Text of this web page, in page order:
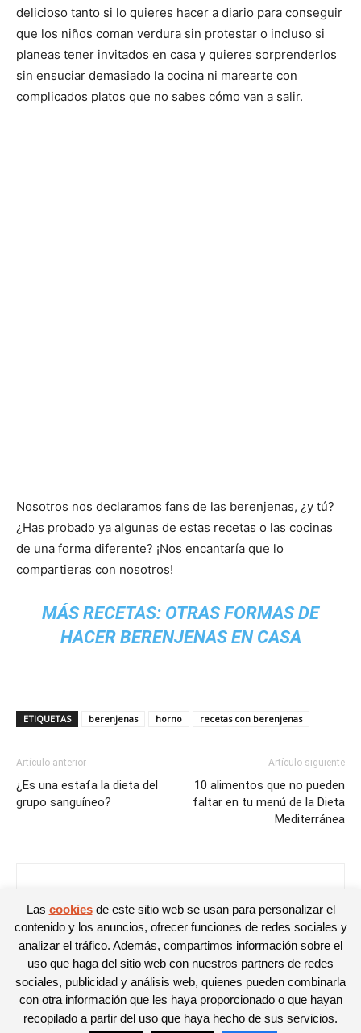
delicioso tanto si lo quieres hacer a diario para conseguir
que los niños coman verdura sin protestar o incluso si
planeas tener invitados en casa y quieres sorprenderlos
sin ensuciar demasiado la cocina ni marearte con
complicados platos que no sabes cómo van a salir.
Nosotros nos declaramos fans de las berenjenas, ¿y tú?
¿Has probado ya algunas de estas recetas o las cocinas
de una forma diferente? ¡Nos encantaría que lo
compartieras con nosotros!
MÁS RECETAS: OTRAS FORMAS DE
HACER BERENJENAS EN CASA
ETIQUETAS berenjenas horno recetas con berenjenas
Artículo anterior
¿Es una estafa la dieta del
grupo sanguíneo?
Artículo siguiente
10 alimentos que no pueden
faltar en tu menú de la Dieta
Mediterránea
Las cookiesde este sitio web se usan para personalizar el
contenido y los anuncios, ofrecer funciones de redes sociales y
analizar el tráfico. Además, compartimos información sobre el
uso que haga del sitio web con nuestros partners de redes
sociales, publicidad y análisis web, quienes pueden combinarla
con otra información que les haya proporcionado o que hayan
recopilado a partir del uso que haya hecho de sus servicios.